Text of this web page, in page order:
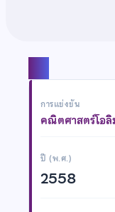
การแข่งขัน
คณิตศาสตร์โอ
ปี (พ.ศ.)
2558